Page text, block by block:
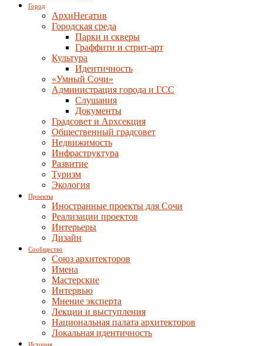
Город
АрхиНегатив
Городская среда
Парки и скверы
Граффити и стрит-арт
Культура
Идентичность
«Умный Сочи»
Администрация города и ГСС
Слушания
Документы
Градсовет и Архсекция
Общественный градсовет
Недвижимость
Инфраструктура
Развитие
Туризм
Экология
Проекты
Иностранные проекты для Сочи
Реализации проектов
Интерьеры
Дизайн
Сообщество
Союз архитекторов
Имена
Мастерские
Интервью
Мнение эксперта
Лекции и выступления
Национальная палата архитекторов
Локальная идентичность
История